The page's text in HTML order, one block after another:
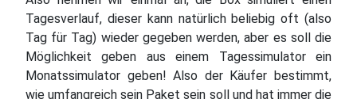
Tagesverlauf, dieser kann natürlich beliebig oft (also
Tag für Tag) wieder gegeben werden, aber es soll die
Möglichkeit geben aus einem Tagessimulator ein
Monatssimulator geben! Also der Käufer bestimmt,
wie umfangreich sein Paket sein soll und hat immer die